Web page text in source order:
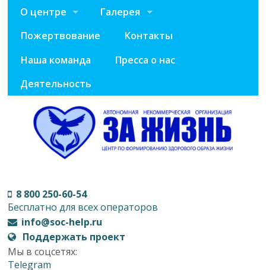
О центре
Галерея
Пожертвование
Контакты
Наша команда
Пресса о нас
Деятельность
8 800 250-60-54
Бесплатно для всех операторов
info@soc-help.ru
Поддержать проект
Мы в соцсетях:
Telegram